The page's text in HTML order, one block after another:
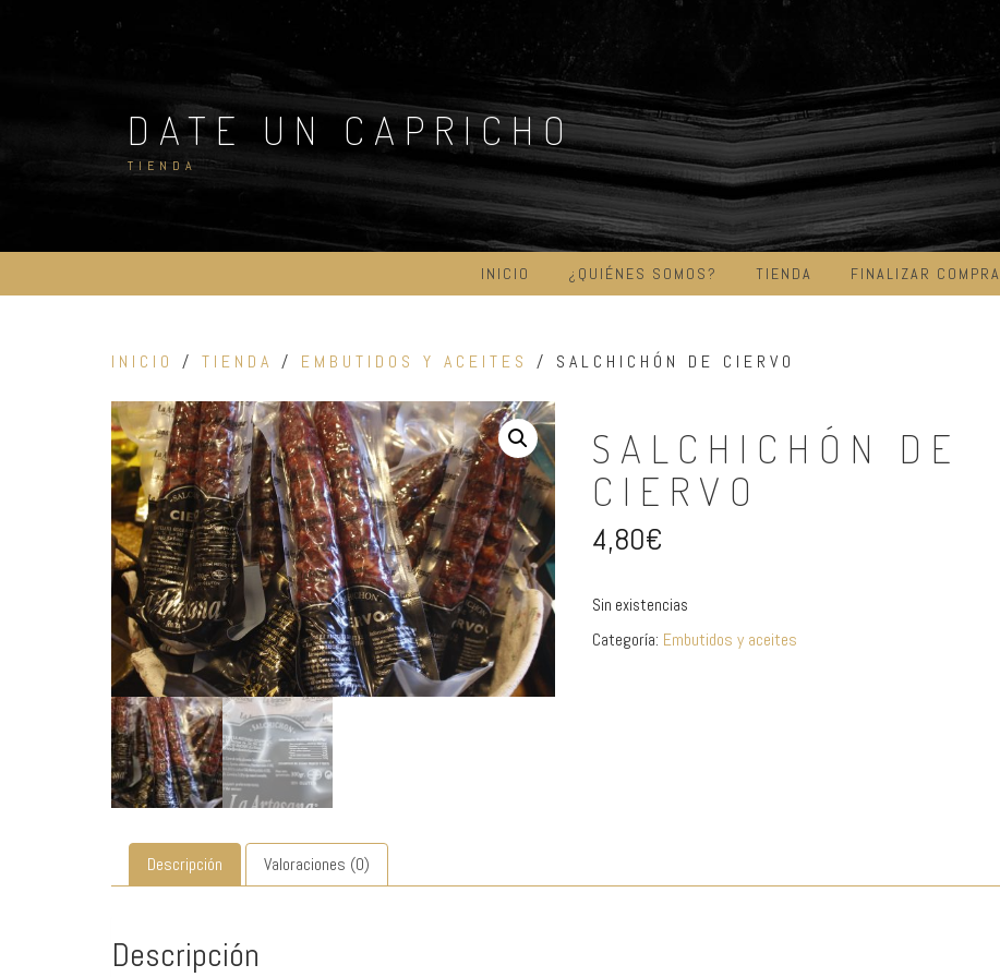
DATE UN CAPRICHO
TIENDA
INICIO ¿QUIÉNES SOMOS? TIENDA FINALIZAR COMPRA
INICIO / TIENDA / EMBUTIDOS Y ACEITES / SALCHICHÓN DE CIERVO
SALCHICHÓN DE
CIERVO
4,80€
Sin existencias
Categoría: Embutidos y aceites
Descripción Valoraciones (0)
Descripción